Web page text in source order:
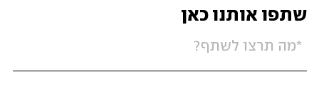
שתפו אותנו כאן